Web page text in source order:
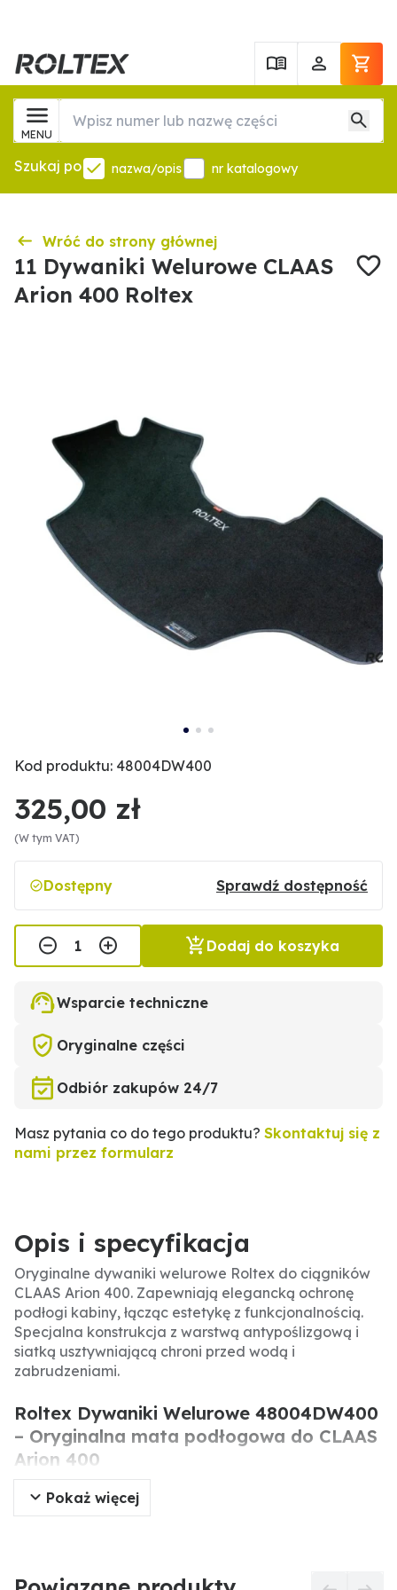
MENU
Szukaj po nazwa/opis nr katalogowy
Wróć do strony głównej
11 Dywaniki Welurowe CLAAS
Arion 400 Roltex
Kod produktu: 48004DW400
325,00 zł
(W tym VAT)
Dostępny Sprawdź dostępność
Dodaj do koszyka
Wsparcie techniczne
Oryginalne części
Odbiór zakupów 24/7
Masz pytania co do tego produktu? Skontaktuj się z
nami przez formularz
Opis i specyfikacja
Oryginalne dywaniki welurowe Roltex do ciągników
CLAAS Arion 400. Zapewniają elegancką ochronę
podłogi kabiny, łącząc estetykę z funkcjonalnością.
Specjalna konstrukcja z warstwą antypoślizgową i
siatką usztywniającą chroni przed wodą i
zabrudzeniami.
Roltex Dywaniki Welurowe 48004DW400
– Oryginalna mata podłogowa do CLAAS
Arion 400
Oryginalne dywaniki welurowe Roltex to
dedykowane akcesorium do ciągników CLAAS serii
estetyczny wygląd wnętrza. Specjalna konstrukcja z
Pokaż więcej